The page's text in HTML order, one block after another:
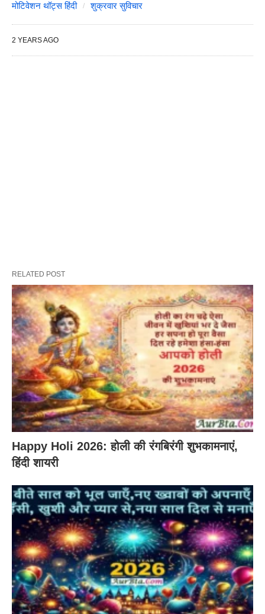
मोटिवेशन थॉट्स हिंदी
शुक्रवार सुविचार
2 YEARS AGO
RELATED POST
Happy Holi 2026: होली की रंगबिरंगी शुभकामनाएं,
हिंदी शायरी